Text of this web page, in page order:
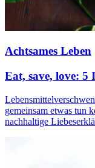
Achtsames Leben
Eat, save, love: 5
gemeinsam etwas tun
nachhaltige